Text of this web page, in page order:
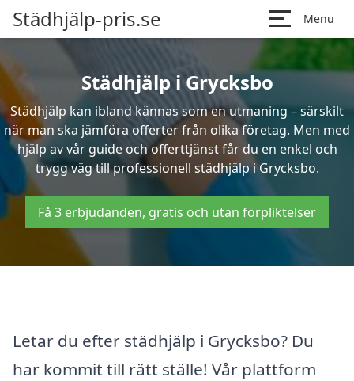
Städhjälp-pris.se Menu
Städhjälp i Grycksbo
Städhjälp kan ibland kännas som en utmaning – särskilt
när man ska jämföra offerter från olika företag. Men med
hjälp av vår guide och offerttjänst får du en enkel och
trygg väg till professionell städhjälp i Grycksbo.
Få 3 erbjudanden, gratis och utan förpliktelser
Letar du efter städhjälp i Grycksbo? Du
har kommit till rätt ställe! Vår plattform